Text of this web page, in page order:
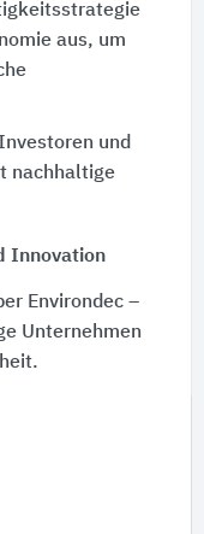
aus, um
und
nachhaltige
Innovation
Environdec –
Unternehmen